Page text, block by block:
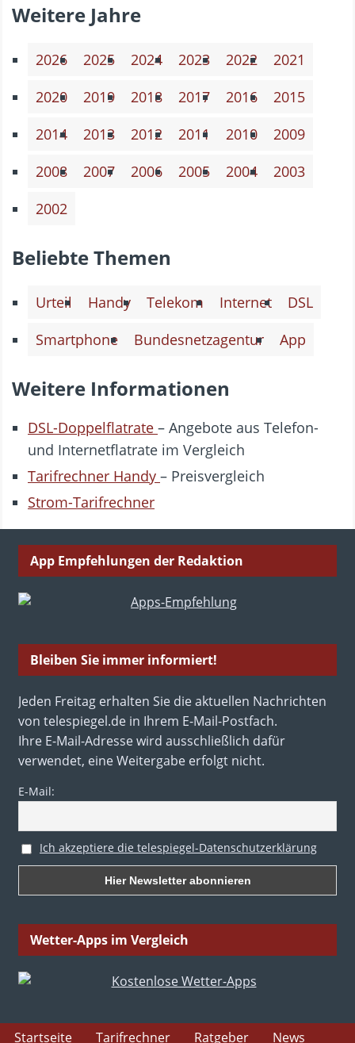
Weitere Jahre
2026 2025 2024 2023 2022
2021
2020
2019 2018 2017 2016
2015
2014
2013 2012 2011 2010
2009
2008
2007 2006 2005 2004
2003
2002
Beliebte Themen
Urteil Handy Telekom Internet
DSL
Smartphone
Bundesnetzagentur App
Weitere Informationen
DSL-Doppelflatrate – Angebote aus Telefon-
und Internetflatrate im Vergleich
Tarifrechner Handy – Preisvergleich
Strom-Tarifrechner
App Empfehlungen der Redaktion
Bleiben Sie immer informiert!
Jeden Freitag erhalten Sie die aktuellen Nachrichten
von telespiegel.de in Ihrem E-Mail-Postfach.
Ihre E-Mail-Adresse wird ausschließlich dafür
verwendet, eine Weitergabe erfolgt nicht.
E-Mail:
Ich akzeptiere die telespiegel-Datenschutzerklärung
Wetter-Apps im Vergleich
Startseite Tarifrechner Ratgeber News